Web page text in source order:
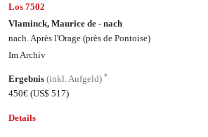
Los 7502
Vlaminck, Maurice de - nach
nach. Après l'Orage (près de Pontoise)
Im Archiv
Ergebnis(inkl. Aufgeld)*
450€(US$ 517)
Details